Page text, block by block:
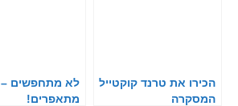
הכירו את טרנד קוקטייל
המסקרה
לא מתחפשים –
מתאפרים!